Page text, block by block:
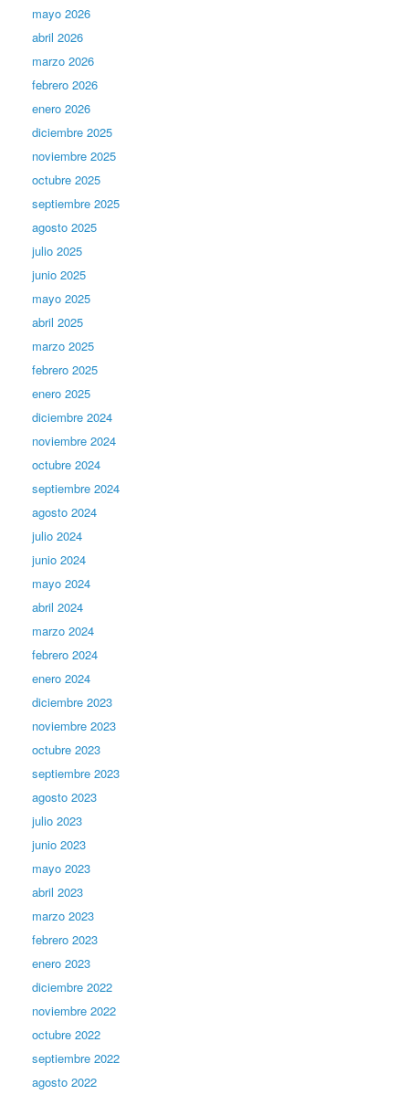
mayo 2026
abril 2026
marzo 2026
febrero 2026
enero 2026
diciembre 2025
noviembre 2025
octubre 2025
septiembre 2025
agosto 2025
julio 2025
junio 2025
mayo 2025
abril 2025
marzo 2025
febrero 2025
enero 2025
diciembre 2024
noviembre 2024
octubre 2024
septiembre 2024
agosto 2024
julio 2024
junio 2024
mayo 2024
abril 2024
marzo 2024
febrero 2024
enero 2024
diciembre 2023
noviembre 2023
octubre 2023
septiembre 2023
agosto 2023
julio 2023
junio 2023
mayo 2023
abril 2023
marzo 2023
febrero 2023
enero 2023
diciembre 2022
noviembre 2022
octubre 2022
septiembre 2022
agosto 2022